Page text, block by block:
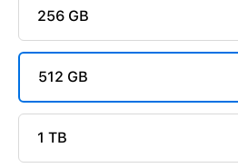
256 GB
512 GB
1 TB